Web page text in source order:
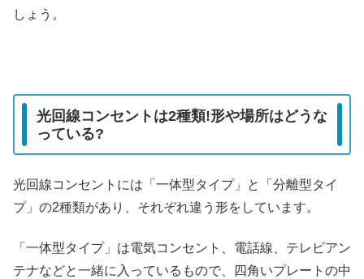
しょう。
光回線コンセントは2種類!形や場所はどうな
っている?
光回線コンセントには「一体型タイプ」と「分離型タイ
プ」の2種類があり、それぞれ違う形をしています。
「一体型タイプ」は電気コンセント、電話線、テレビアン
テナなどと一緒に入っているもので、四角いプレートの中